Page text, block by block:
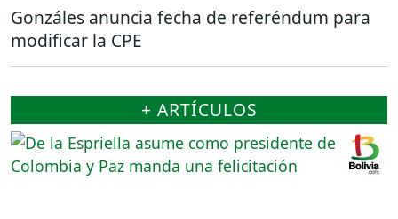
Gonzáles anuncia fecha de referéndum para
modificar la CPE
+ ARTÍCULOS